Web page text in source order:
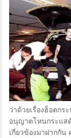
ว่าด้วยเรื่องฮ็อตกร
อนุญาตโหนกระแส
เกี่ยวข้องมาฝากกัน